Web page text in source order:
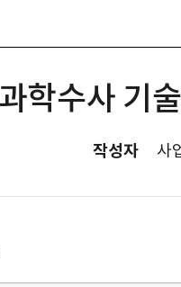
학수사 기
작성자 사